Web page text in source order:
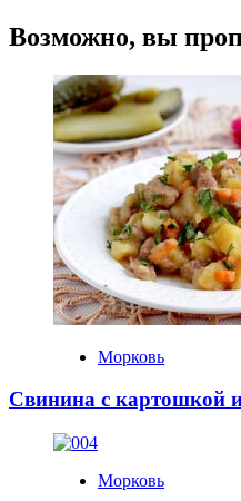
Возможно, вы
Морковь
Свинина с картошкой
Морковь